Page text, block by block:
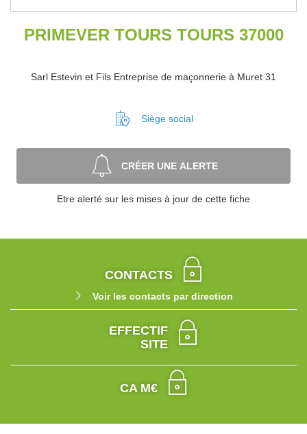
PRIMEVER TOURS TOURS 37000
Sarl Estevin et Fils Entreprise de maçonnerie à Muret 31
Siège social
CRÉER UNE ALERTE
Etre alerté sur les mises à jour de cette fiche
CONTACTS
Voir les contacts par direction
EFFECTIF
SITE
CA M€